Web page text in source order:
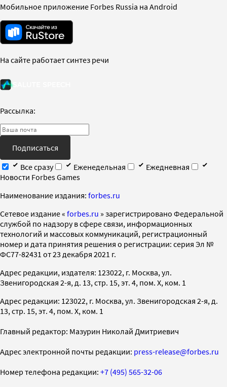
Мобильное приложение Forbes Russia на Android
На сайте работает синтез речи
Рассылка:
Подписаться
Все сразу
Еженедельная
Ежедневная
Новости Forbes Games
Наименование издания: forbes.ru
Cетевое издание « forbes.ru » зарегистрировано Федеральной
службой по надзору в сфере связи, информационных
технологий и массовых коммуникаций, регистрационный
номер и дата принятия решения о регистрации: серия Эл №
ФС77-82431 от 23 декабря 2021 г.
Адрес редакции, издателя: 123022, г. Москва, ул.
Звенигородская 2-я, д. 13, стр. 15, эт. 4, пом. X, ком. 1
Адрес редакции: 123022, г. Москва, ул. Звенигородская 2-я, д.
13, стр. 15, эт. 4, пом. X, ком. 1
Главный редактор: Мазурин Николай Дмитриевич
Адрес электронной почты редакции: press-release@forbes.ru
Номер телефона редакции: +7 (495) 565-32-06